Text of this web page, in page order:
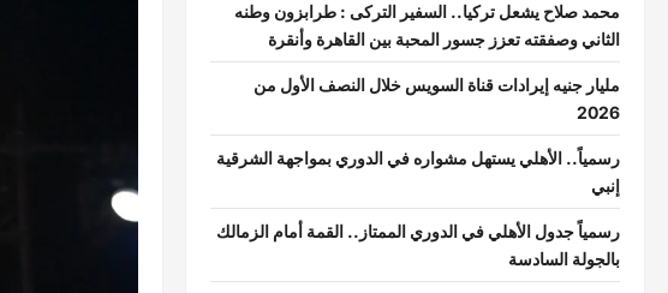
محمد صلاح يشعل تركيا.. السفير التركى : طرابزون وطنه
الثاني وصفقته تعزز جسور المحبة بين القاهرة وأنقرة
مليار جنيه إيرادات قناة السويس خلال النصف الأول من
2026
رسمياً.. الأهلي يستهل مشواره في الدوري بمواجهة الشرقية
إنبي
رسمياً جدول الأهلي في الدوري الممتاز.. القمة أمام الزمالك
بالجولة السادسة